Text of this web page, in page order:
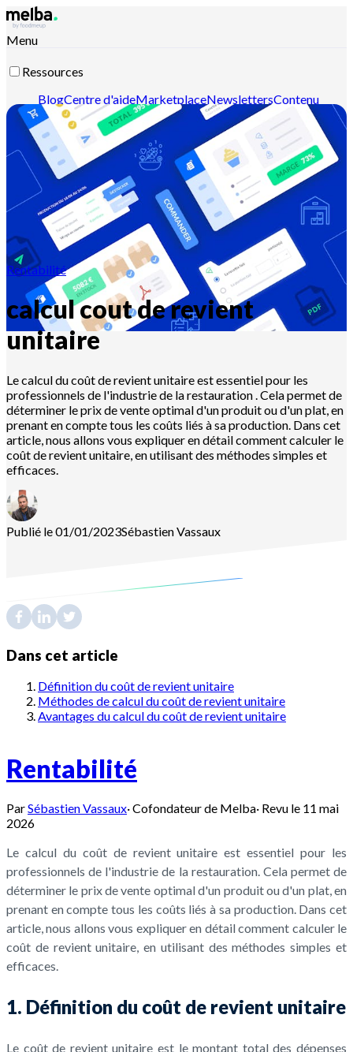
Menu
Ressources
BlogCentre d'aideMarketplaceNewslettersContenu
intelligentDocumentation APIDocumentation MCP
Contactez-nousDécouvrir melba
Rentabilité
calcul cout de revient
unitaire
Le calcul du coût de revient unitaire est essentiel pour les
professionnels de l'industrie de la restauration . Cela permet de
déterminer le prix de vente optimal d'un produit ou d'un plat, en
prenant en compte tous les coûts liés à sa production. Dans cet
article, nous allons vous expliquer en détail comment calculer le
coût de revient unitaire, en utilisant des méthodes simples et
efficaces.
Publié le 01/01/2023SébastienVassaux
Dans cet article
Définition du coût de revient unitaire
Méthodes de calcul du coût de revient unitaire
Avantages du calcul du coût de revient unitaire
Rentabilité
ParSébastien Vassaux·Cofondateur de Melba· Revu le 11 mai
2026
Le calcul du coût de revient unitaire est essentiel pour les
professionnels de l'industrie de la restauration. Cela permet de
déterminer le prix de vente optimal d'un produit ou d'un plat, en
prenant en compte tous les coûts liés à sa production. Dans cet
article, nous allons vous expliquer en détail comment calculer le
coût de revient unitaire, en utilisant des méthodes simples et
efficaces.
1. Définition du coût de revient unitaire
Le coût de revient unitaire est le montant total des dépenses